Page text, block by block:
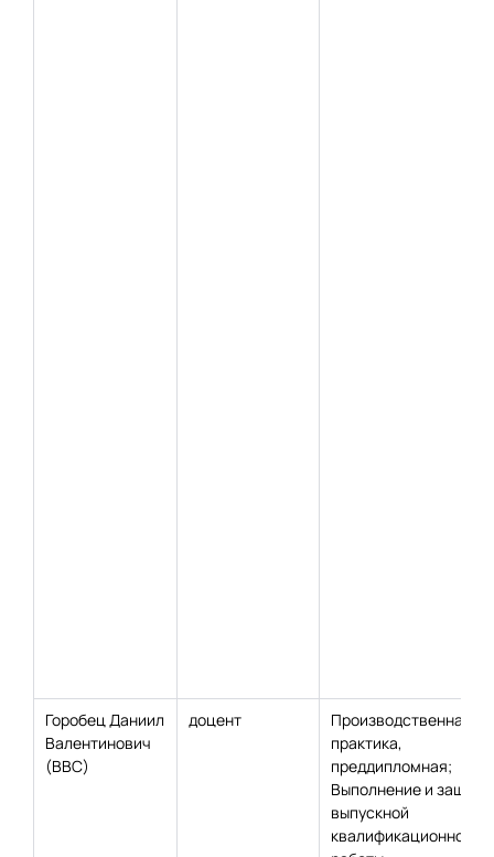
Горобец Даниил
Валентинович
(ВВС)
доцент
Производственная
практика,
преддипломная;
Выполнение и защита
выпускной
квалификационной